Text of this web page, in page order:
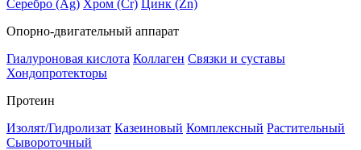
Серебро (Ag) Хром (Cr) Цинк (Zn)
Опорно-двигательный аппарат
Гиалуроновая кислота Коллаген Связки и суставы
Хондопротекторы
Протеин
Изолят/Гидролизат Казеиновый Комплексный Растительный
Сывороточный